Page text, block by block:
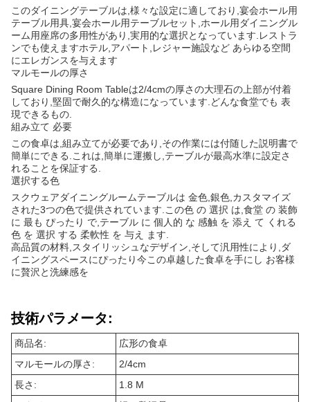
このダイニングテーブルは,様々な設定に適しており,宴会ホール用
テーブル用具,宴会ホール用テーブルセット,ホール用ダイニングル
ーム用座席の多用性があり,実用的な選択となっています.レストラ
ンでも使えますホテル,アパート,レジャー施設など あらゆる空間
にエレガンスを与えます
マルモールの厚さ
Square Dining Room Tableは2/4cmの厚さの大理石の上部が付着
しており,堅固で耐久的な構造になっています.どんな食堂でも 表
現できるもの.
組み立て 必要
この食卓は,組み立てが必要であり,その作業には付随した説明書で
簡単にできる.これは,簡単に運搬し,テーブルが最高水準に設定さ
れることを保証する.
選択する色
スクウェアダイニングルームテーブルは 金色,銀色,カスタマイズ
された3つの色で提供されています.この色 の 選択 は,食堂 の 装飾
に 最も ぴったり で,テーブル に 個人的 な 感触 を 添え て くれる
色 を 選択 する 柔軟性 を 与え ます.
高品質の材料,スタイリッシュなデザイン,そして汎用性により,ダ
イニングスペースにぴったり今この卓越した食卓を手にし お客様
に贅沢と洗練感を
技術パラメータ:
商品名:
広形の食卓
マルモールの厚さ:
2/4cm
長さ:
1.8 M